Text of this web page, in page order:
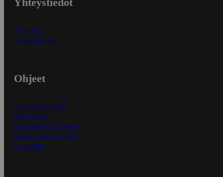
Myymälät
Asiakaspalvelu
Ohjeet
Ensitilaajan ohjeet
Näin maksat
Näin tilaat ja muokkaat
Kaikki ohjeet ja vinkit
In English